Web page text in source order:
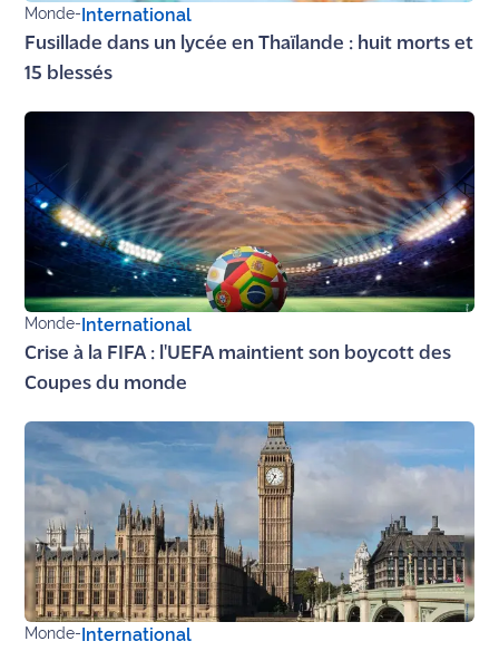
Monde-International
Fusillade dans un lycée en Thaïlande : huit morts et
15 blessés
Monde-International
Crise à la FIFA : l'UEFA maintient son boycott des
Coupes du monde
Monde-International